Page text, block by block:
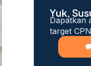
Yuk,
Dapatkan
target